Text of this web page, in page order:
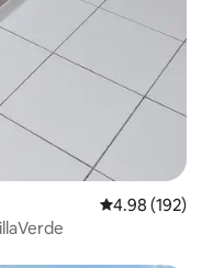
Meánrátáil
4.98 (192)